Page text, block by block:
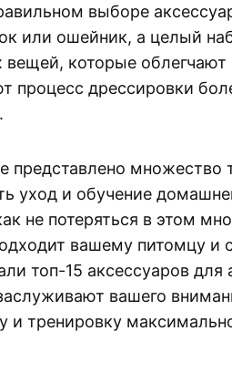
выборе
или ошейник, а целый
вещей, которые облегчают
процесс дрессировки
представлено множество
уход и обучение
не потеряться в этом
вашему питомцу
топ-15 аксессуаров
вашего
и тренировку